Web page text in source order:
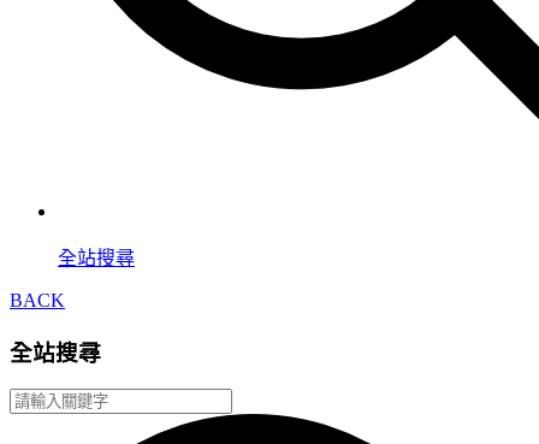
全站搜尋
BACK
全站搜尋